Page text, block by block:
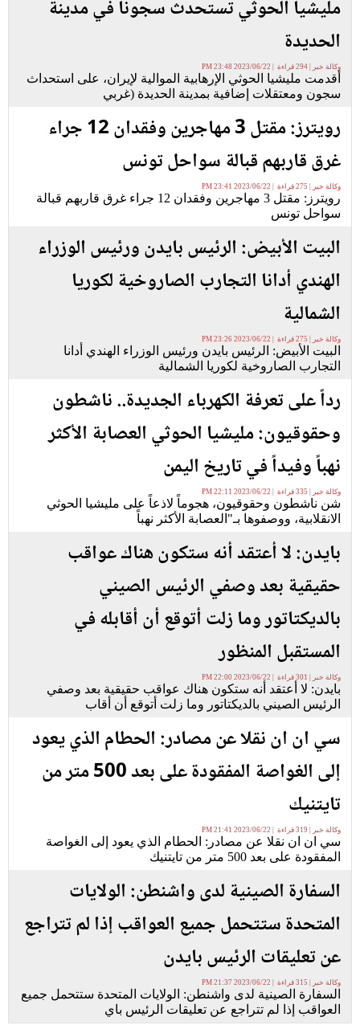
مليشيا الحوثي تستحدث سجوناً في مدينة
الحديدة
وكالة خبر | 294 قراءة | 2023/06/22 23:48 PM
أقدمت مليشيا الحوثي الإرهابية الموالية لإيران، على استحداث
سجون ومعتقلات إضافية بمدينة الحديدة (غربي
رويترز: مقتل 3 مهاجرين وفقدان 12 جراء
غرق قاربهم قبالة سواحل تونس
وكالة خبر | 275 قراءة | 2023/06/22 23:41 PM
رويترز: مقتل 3 مهاجرين وفقدان 12 جراء غرق قاربهم قبالة
سواحل تونس
البيت الأبيض: الرئيس بايدن ورئيس الوزراء
الهندي أدانا التجارب الصاروخية لكوريا
الشمالية
وكالة خبر | 275 قراءة | 2023/06/22 23:26 PM
البيت الأبيض: الرئيس بايدن ورئيس الوزراء الهندي أدانا
التجارب الصاروخية لكوريا الشمالية
رداً على تعرفة الكهرباء الجديدة.. ناشطون
وحقوقيون: مليشيا الحوثي العصابة الأكثر
نهباً وفيداً في تاريخ اليمن
وكالة خبر | 335 قراءة | 2023/06/22 22:11 PM
شن ناشطون وحقوقيون، هجوماً لاذعاً على مليشيا الحوثي
الانقلابية، ووصفوها بـ"العصابة الأكثر نهباً
بايدن: لا أعتقد أنه ستكون هناك عواقب
حقيقية بعد وصفي الرئيس الصيني
بالديكتاتور وما زلت أتوقع أن أقابله في
المستقبل المنظور
وكالة خبر | 301 قراءة | 2023/06/22 22:00 PM
بايدن: لا أعتقد أنه ستكون هناك عواقب حقيقية بعد وصفي
الرئيس الصيني بالديكتاتور وما زلت أتوقع أن أقاب
سي ان ان نقلا عن مصادر: الحطام الذي يعود
إلى الغواصة المفقودة على بعد 500 متر من
تايتنيك
وكالة خبر | 319 قراءة | 2023/06/22 21:41 PM
سي ان ان نقلا عن مصادر: الحطام الذي يعود إلى الغواصة
المفقودة على بعد 500 متر من تايتنيك
السفارة الصينية لدى واشنطن: الولايات
المتحدة ستتحمل جميع العواقب إذا لم تتراجع
عن تعليقات الرئيس بايدن
وكالة خبر | 315 قراءة | 2023/06/22 21:37 PM
السفارة الصينية لدى واشنطن: الولايات المتحدة ستتحمل جميع
العواقب إذا لم تتراجع عن تعليقات الرئيس باي